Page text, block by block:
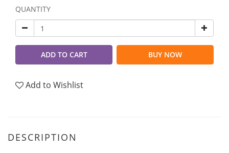
QUANTITY
ADD TO CART BUY NOW
Add to Wishlist
DESCRIPTION